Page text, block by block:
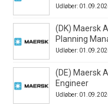
Udløber:
(DK) Maersk
Planning
Udløber:
(DE) Maersk
Engineer
Udløber: